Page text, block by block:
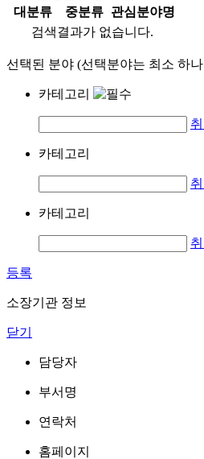
대분류
중분류
관심분야명
검색결과가 없습니다.
선택된 분야 (선택분야는 최소 하
카테고리
카테고리
카테고리
등록
소장기관 정보
닫기
담당자
부서명
연락처
홈페이지